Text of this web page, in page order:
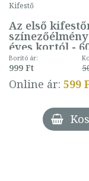
Kifestő
Az első
éves kortól -
mintával
Borító ár:
999 Ft
Online ár: 599